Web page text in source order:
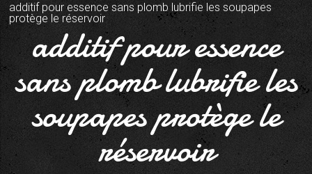
additif pour essence sans plomb lubrifie les soupapes
protège le réservoir
additif pour essence
sans plomb lubrifie les
soupapes protège le
réservoir